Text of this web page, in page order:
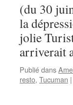
(du 30
la
jolie
arriverait
Publié dans
resto, Tucuman |